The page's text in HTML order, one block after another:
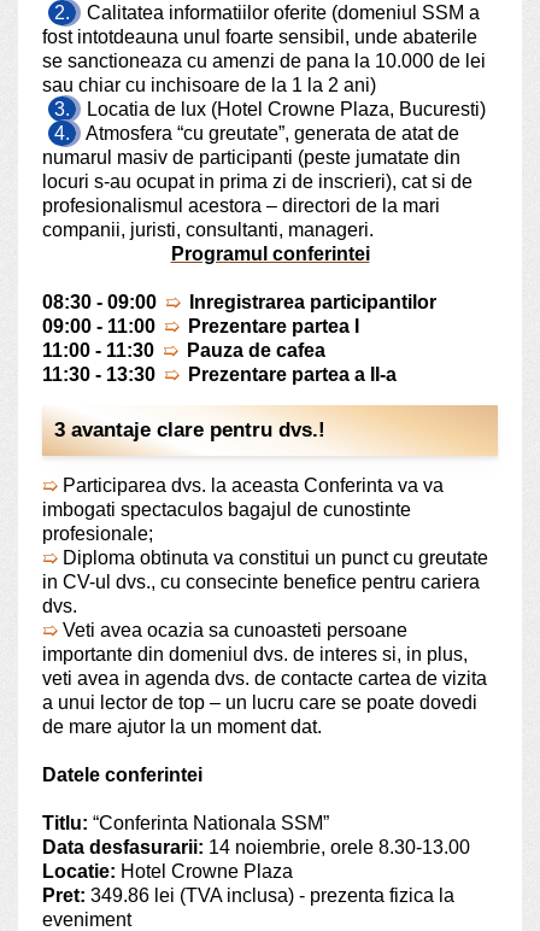
2.
Calitatea informatiilor oferite (domeniul SSM a
fost intotdeauna unul foarte sensibil, unde abaterile
se sanctioneaza cu amenzi de pana la 10.000 de lei
sau chiar cu inchisoare de la 1 la 2 ani)
3.
Locatia de lux (Hotel Crowne Plaza, Bucuresti)
4.
Atmosfera “cu greutate”, generata de atat de
numarul masiv de participanti (peste jumatate din
locuri s-au ocupat in prima zi de inscrieri), cat si de
profesionalismul acestora – directori de la mari
companii, juristi, consultanti, manageri.
Programul conferintei
08:30 - 09:00 ➯
Inregistrarea participantilor
09:00 - 11:00 ➯ Prezentare partea I
11:00 - 11:30 ➯ Pauza de cafea
11:30 - 13:30 ➯ Prezentare partea a II-a
3 avantaje clare pentru dvs.!
➯ Participarea dvs. la aceasta Conferinta va va
imbogati spectaculos bagajul de cunostinte
profesionale;
➯ Diploma obtinuta va constitui un punct cu greutate
in CV-ul dvs., cu consecinte benefice pentru cariera
dvs.
➯ Veti avea ocazia sa cunoasteti persoane
importante din domeniul dvs. de interes si, in plus,
veti avea in agenda dvs. de contacte cartea de vizita
a unui lector de top – un lucru care se poate dovedi
de mare ajutor la un moment dat.
Datele conferintei
Titlu: “Conferinta Nationala SSM”
Data desfasurarii: 14 noiembrie, orele 8.30-13.00
Locatie: Hotel Crowne Plaza
Pret: 349.86 lei (TVA inclusa) - prezenta fizica la
eveniment